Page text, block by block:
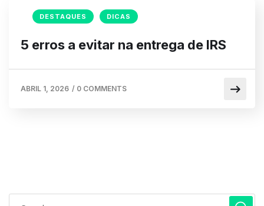
DESTAQUES DICAS
5 erros a evitar na entrega de IRS
ABRIL 1, 2026 / 0 COMMENTS